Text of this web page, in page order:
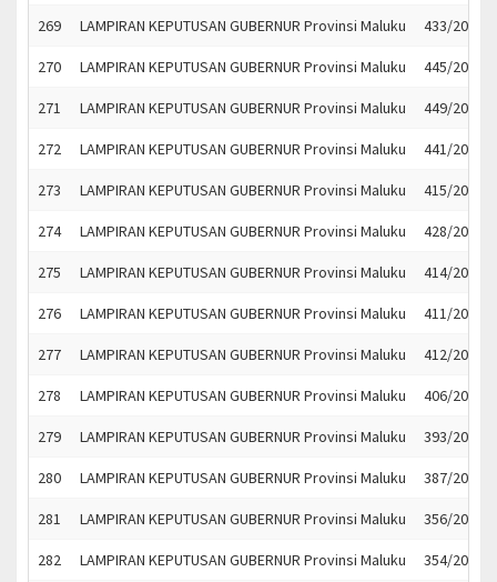
269 LAMPIRAN KEPUTUSAN GUBERNUR Provinsi Maluku 433/2022
270 LAMPIRAN KEPUTUSAN GUBERNUR Provinsi Maluku 445/2022
271 LAMPIRAN KEPUTUSAN GUBERNUR Provinsi Maluku 449/2022
272 LAMPIRAN KEPUTUSAN GUBERNUR Provinsi Maluku 441/2022
273 LAMPIRAN KEPUTUSAN GUBERNUR Provinsi Maluku 415/2022
274 LAMPIRAN KEPUTUSAN GUBERNUR Provinsi Maluku 428/2022
275 LAMPIRAN KEPUTUSAN GUBERNUR Provinsi Maluku 414/2022
276 LAMPIRAN KEPUTUSAN GUBERNUR Provinsi Maluku 411/2022
277 LAMPIRAN KEPUTUSAN GUBERNUR Provinsi Maluku 412/2022
278 LAMPIRAN KEPUTUSAN GUBERNUR Provinsi Maluku 406/2022
279 LAMPIRAN KEPUTUSAN GUBERNUR Provinsi Maluku 393/2022
280 LAMPIRAN KEPUTUSAN GUBERNUR Provinsi Maluku 387/2022
281 LAMPIRAN KEPUTUSAN GUBERNUR Provinsi Maluku 356/2022
282 LAMPIRAN KEPUTUSAN GUBERNUR Provinsi Maluku 354/2022